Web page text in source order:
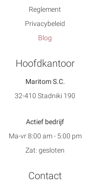
Reglement
Privacybeleid
Blog
Hoofdkantoor
Maritom S.C.
32-410 Stadniki 190
Actief bedrijf
Ma-vr 8:00 am - 5:00 pm
Zat: gesloten
Contact